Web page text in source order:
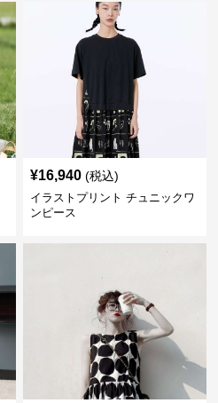
¥16,940 (税込)
イラストプリント チュニックワ
ンピース